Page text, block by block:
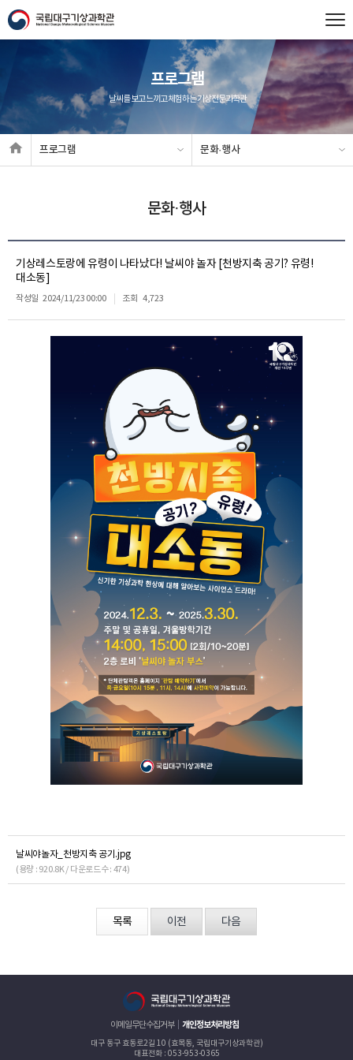
프로그램
날씨를 보고 느끼고 체험하는 기상전문과학관
프로그램 문화·행사
문화·행사
기상레스토랑에 유령이 나타났다! 날씨야 놀자 [천방지축 공기? 유령!
대소동]
작성일 2024/11/23 00:00 조회 4,723
날씨야놀자_천방지축 공기.jpg
(용량 : 920.8K / 다운로드수 : 474)
목록 이전 다음
이메일무단수집거부 개인정보처리방침
대구 동구 효동로2길 10 (효목동, 국립대구기상과학관)
대표전화 : 053-953-0365